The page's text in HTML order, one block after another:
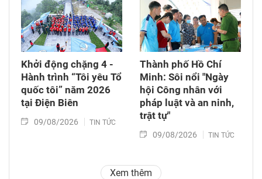
Khởi động chặng 4 -
Hành trình “Tôi yêu Tổ
quốc tôi” năm 2026
tại Điện Biên
09/08/2026 TIN TỨC
Thành phố Hồ Chí
Minh: Sôi nổi "Ngày
hội Công nhân với
pháp luật và an ninh,
trật tự"
09/08/2026 TIN TỨC
Xem thêm